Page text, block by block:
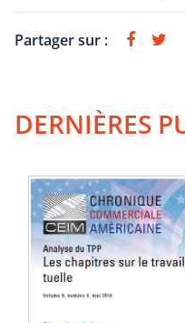
Partager sur :
DERNIÈRES